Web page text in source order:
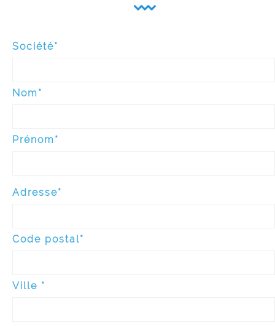
Société*
Nom*
Prénom*
Adresse*
Code postal*
Ville *